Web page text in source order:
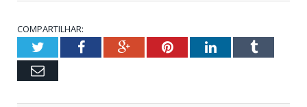
COMPARTILHAR:
TwitterFacebookGoogle+PinterestLinkedInTumblr
Email